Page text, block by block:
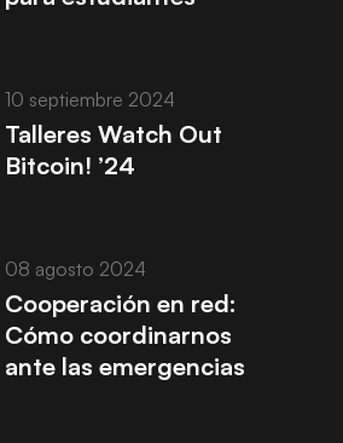
10 septiembre 2024
Talleres Watch Out
Bitcoin! ’24
08 agosto 2024
Cooperación en red:
Cómo coordinarnos
ante las emergencias